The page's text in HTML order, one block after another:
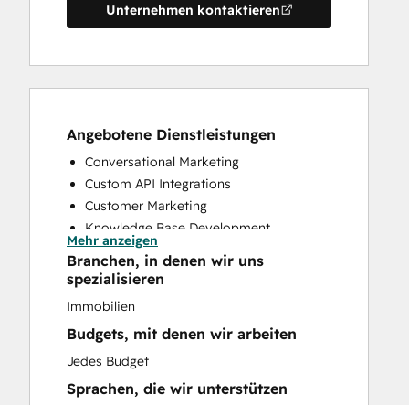
Unternehmen kontaktieren
Angebotene Dienstleistungen
Conversational Marketing
Custom API Integrations
Customer Marketing
Knowledge Base Development
Programmable Automation
Sales and Marketing Alignment
Mehr anzeigen
Branchen, in denen wir uns
spezialisieren
Immobilien
Budgets, mit denen wir arbeiten
Jedes Budget
Sprachen, die wir unterstützen